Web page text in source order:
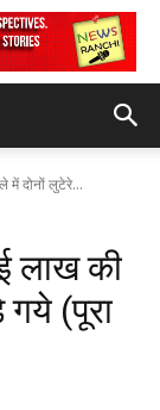
में दोनों लुटेरे...
लाख की
(पूरा